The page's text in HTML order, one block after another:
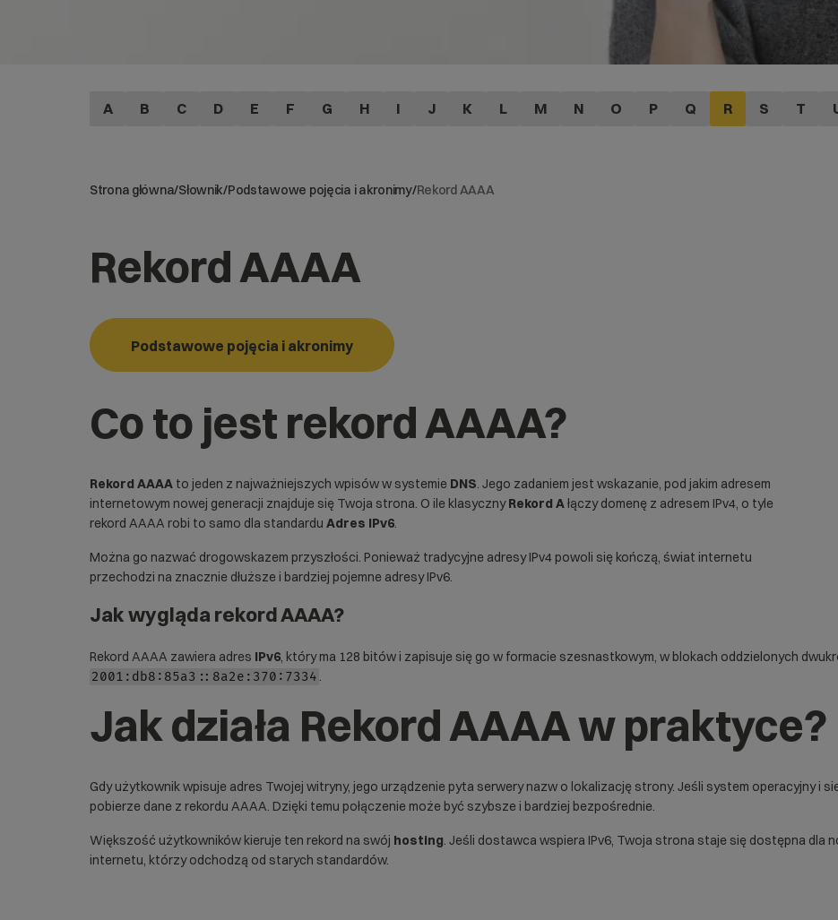
A B C D E F G H I J K L M N O P Q R S T
Strona główna/Słownik/Podstawowe pojęcia i akronimy/Rekord AAAA
Rekord AAAA
Podstawowe pojęcia i akronimy
Co to jest rekord AAAA?
Rekord AAAA to jeden z najważniejszych wpisów w systemie DNS. Jego zadaniem jest wskazanie, pod jakim adresem
internetowym nowej generacji znajduje się Twoja strona. O ile klasycznyRekord Ałączy domenę z adresem IPv4, o tyle
rekord AAAA robi to samo dla standardu Adres IPv6.
Można go nazwać drogowskazem przyszłości. Ponieważ tradycyjne adresy IPv4 powoli się kończą, świat internetu
przechodzi na znacznie dłuższe i bardziej pojemne adresy IPv6.
Jak wygląda rekord AAAA?
Rekord AAAA zawiera adres IPv6, który ma 128 bitów i zapisuje się go w formacie szesnastkowym, w blokach oddzielonych
2001:db8:85a3::8a2e:370:7334 .
Jak działa Rekord AAAA w praktyce?
Gdy użytkownik wpisuje adres Twojej witryny, jego urządzenie pyta serwery nazw o lokalizację strony. Jeśli system operacyjny i
pobierze dane z rekordu AAAA. Dzięki temu połączenie może być szybsze i bardziej bezpośrednie.
Większość użytkowników kieruje ten rekord na swój hosting. Jeśli dostawca wspiera IPv6, Twoja strona staje się dostępna
internetu, którzy odchodzą od starych standardów.